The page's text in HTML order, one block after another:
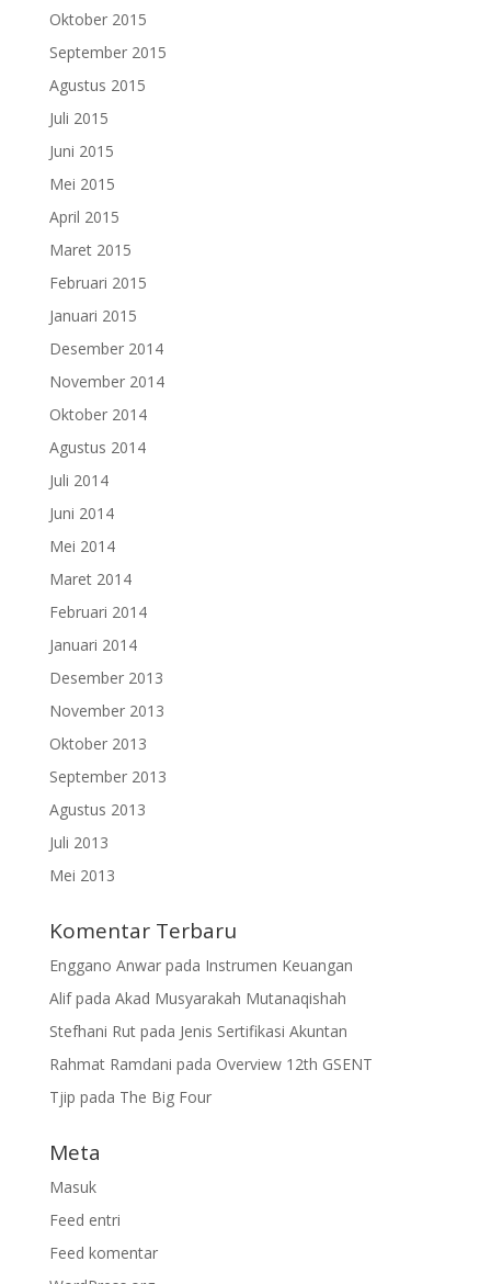
Oktober 2015
September 2015
Agustus 2015
Juli 2015
Juni 2015
Mei 2015
April 2015
Maret 2015
Februari 2015
Januari 2015
Desember 2014
November 2014
Oktober 2014
Agustus 2014
Juli 2014
Juni 2014
Mei 2014
Maret 2014
Februari 2014
Januari 2014
Desember 2013
November 2013
Oktober 2013
September 2013
Agustus 2013
Juli 2013
Mei 2013
Komentar Terbaru
Enggano Anwarpada Instrumen Keuangan
Alifpada Akad Musyarakah Mutanaqishah
Stefhani Rutpada Jenis Sertifikasi Akuntan
Rahmat Ramdani pada Overview 12th GSENT
Tjip pada The Big Four
Meta
Masuk
Feed entri
Feed komentar